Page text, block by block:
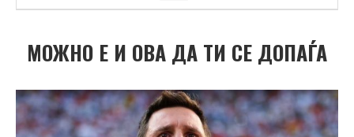
МОЖНО Е И ОВА ДА ТИ СЕ ДОПАЃА